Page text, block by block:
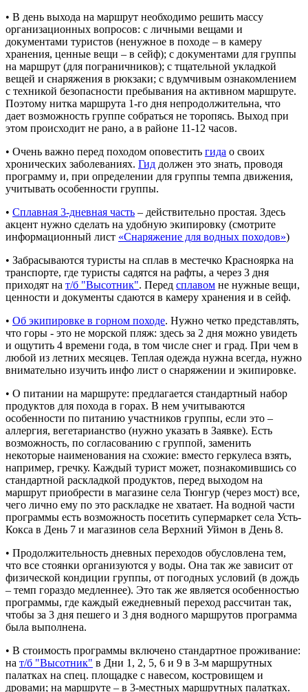
• В день выхода на маршрут необходимо решить массу
организационных вопросов: с личными вещами и
документами туристов (ненужное в походе – в камеру
хранения, ценные вещи – в сейф); с документами для группы
на маршрут (для пограничников); с тщательной укладкой
вещей и снаряжения в рюкзаки; с вдумчивым ознакомлением
с техникой безопасности пребывания на активном маршруте.
Поэтому нитка маршрута 1-го дня непродолжительна, что
дает возможность группе собраться не торопясь. Выход при
этом происходит не рано, а в районе 11-12 часов.
• Очень важно перед походом оповестить гида о своих
хронических заболеваниях. Гид должен это знать, проводя
программу и, при определении для группы темпа движения,
учитывать особенности группы.
• Сплавная 3-дневная часть – действительно простая. Здесь
акцент нужно сделать на удобную экипировку (смотрите
информационный лист «Снаряжение для водных походов»)
• Забрасываются туристы на сплав в местечко Красноярка на
транспорте, где туристы садятся на рафты, а через 3 дня
приходят на т/б "Высотник". Перед сплавом не нужные вещи,
ценности и документы сдаются в камеру хранения и в сейф.
• Об экипировке в горном походе. Нужно четко представлять,
что горы - это не морской пляж: здесь за 2 дня можно увидеть
и ощутить 4 времени года, в том числе снег и град. При чем в
любой из летних месяцев. Теплая одежда нужна всегда, нужно
внимательно изучить инфо лист о снаряжении и экипировке.
• О питании на маршруте: предлагается стандартный набор
продуктов для похода в горах. В нем учитываются
особенности по питанию участников группы, если это –
аллергия, вегетарианство (нужно указать в Заявке). Есть
возможность, по согласованию с группой, заменить
некоторые наименования на схожие: вместо геркулеса взять,
например, гречку. Каждый турист может, познакомившись со
стандартной раскладкой продуктов, перед выходом на
маршрут приобрести в магазине села Тюнгур (через мост) все,
чего лично ему по это раскладке не хватает. На водной части
программы есть возможность посетить супермаркет села Усть-
Кокса в День 7 и магазинов села Верхний Уймон в День 8.
• Продолжительность дневных переходов обусловлена тем,
что все стоянки организуются у воды. Она так же зависит от
физической кондиции группы, от погодных условий (в дождь
– темп гораздо медленнее). Это так же является особенностью
программы, где каждый ежедневный переход рассчитан так,
чтобы за 3 дня пешего и 3 дня водного маршрутов программа
была выполнена.
• В стоимость программы включено стандартное проживание:
на т/б "Высотник" в Дни 1, 2, 5, 6 и 9 в 3-м маршрутных
палатках на спец. площадке с навесом, костровищем и
дровами; на маршруте – в 3-местных маршрутных палатках.